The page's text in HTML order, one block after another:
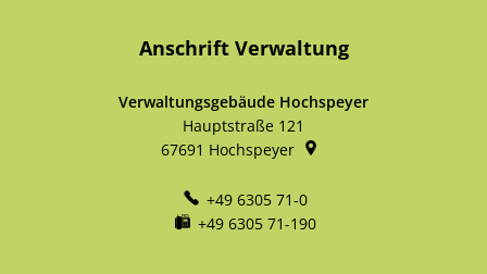
Anschrift Verwaltung
Verwaltungsgebäude Hochspeyer
Hauptstraße 121
67691 Hochspeyer
+49 6305 71-0
+49 6305 71-190